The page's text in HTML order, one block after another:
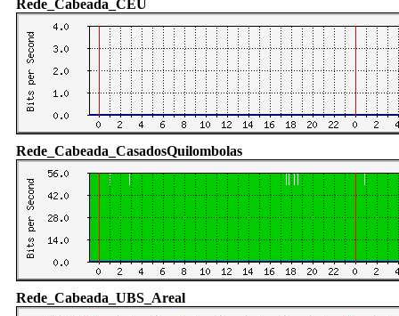
Rede_Cabeada_CEU
Rede_Cabeada_CasadosQuilombolas
Rede_Cabeada_UBS_Areal